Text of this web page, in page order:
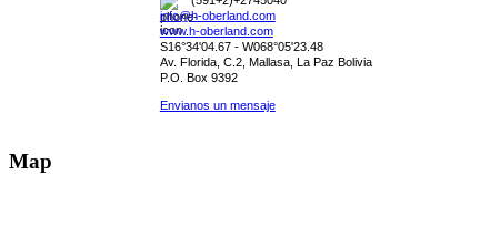
info@h-oberland.com
www.h-oberland.com
S16°34'04.67 - W068°05'23.48
Av. Florida, C.2, Mallasa, La Paz Bolivia
P.O. Box 9392
Envianos un mensaje
Map